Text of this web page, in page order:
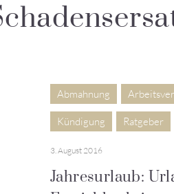
Abmahnung
Kündigung Ratgeber
3. August 2016
Jahresurlaub: